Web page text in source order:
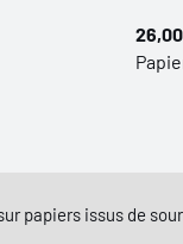
papiers issus de